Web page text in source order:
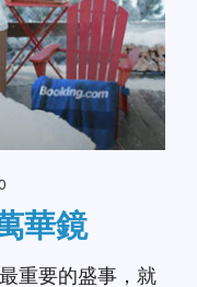
華鏡
重要的盛事，就